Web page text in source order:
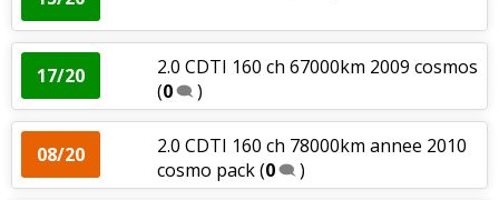
17/20
2.0 CDTI 160 ch 67000km 2009 cosmos
(0 )
08/20
2.0 CDTI 160 ch 78000km annee 2010
cosmo pack(0 )